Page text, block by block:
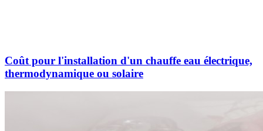
Coût pour l'installation d'un chauffe eau électrique,
thermodynamique ou solaire